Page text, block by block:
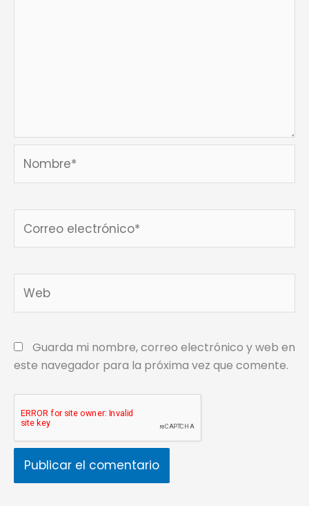
electrónico*
Guarda mi nombre, correo electrónico y web en
este navegador para la próxima vez que comente.